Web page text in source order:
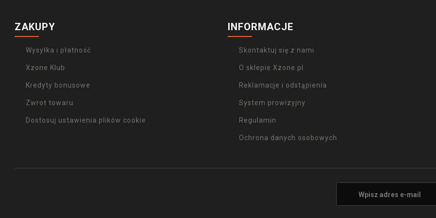
ZAKUPY
Wysyłka i płatność
Xzone Klub
Kredyty bonusowe
Zwrot towaru
Dostosuj ustawienia plików cookie
INFORMACJE
Skontaktuj się z nami
O sklepie Xzone.pl
Reklamacje i odstąpienia
System prowizyjny
Regulamin
Ochrona danych osobowych